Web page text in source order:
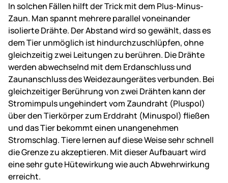
In solchen Fällen hilft der Trick mit dem Plus-Minus-
Zaun. Man spannt mehrere parallel voneinander
isolierte Drähte. Der Abstand wird so gewählt, dass es
dem Tier unmöglich ist hindurchzuschlüpfen, ohne
gleichzeitig zwei Leitungen zu berühren. Die Drähte
werden abwechselnd mit dem Erdanschluss und
Zaunanschluss des Weidezaungerätes verbunden. Bei
gleichzeitiger Berührung von zwei Drähten kann der
Stromimpuls ungehindert vom Zaundraht (Pluspol)
über den Tierkörper zum Erddraht (Minuspol) fließen
und das Tier bekommt einen unangenehmen
Stromschlag. Tiere lernen auf diese Weise sehr schnell
die Grenze zu akzeptieren. Mit dieser Aufbauart wird
eine sehr gute Hütewirkung wie auch Abwehrwirkung
erreicht.